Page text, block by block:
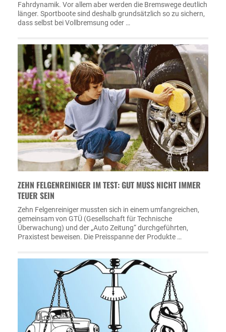
Fahrdynamik. Vor allem aber werden die Bremswege deutlich
länger. Sportboote sind deshalb grundsätzlich so zu sichern,
dass selbst bei Vollbremsung oder …
ZEHN FELGENREINIGER IM TEST: GUT MUSS NICHT IMMER
TEUER SEIN
Zehn Felgenreiniger mussten sich in einem umfangreichen,
gemeinsam von GTÜ (Gesellschaft für Technische
Überwachung) und der „Auto Zeitung“ durchgeführten,
Praxistest beweisen. Die Preisspanne der Produkte …